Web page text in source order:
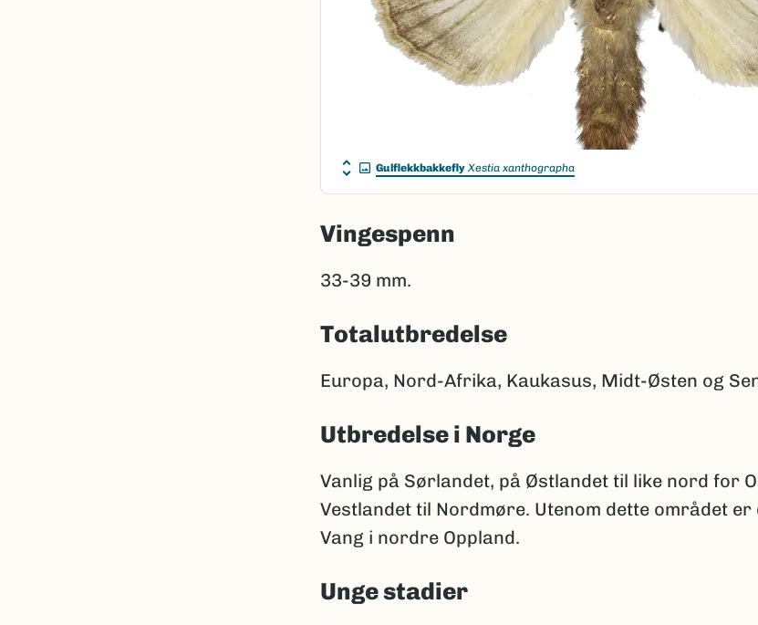
Gulflekkbakkefly Xestia xanthographa
Vingespenn
33-39 mm.
Totalutbredelse
Europa, Nord-Afrika, Kaukasus, Midt-Østen og
Utbredelse i Norge
Vanlig på Sørlandet, på Østlandet til like nord for
Vestlandet til Nordmøre. Utenom dette området er
Vang i nordre Oppland.
Unge stadier